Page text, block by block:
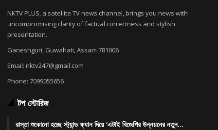
NKTV PLUS, a satellite TV news channel, brings you news with
uncompromising clarity of factual correctness and stylish
presentation.
Ganeshguri, Guwahati, Assam 781006
Email: nktv247@gmail.com
Phone: 7099055656
টপ স্টোরিজ
রাস্তা শুকোনো হচ্ছে স্ট্যান্ড ফ্যান দিয়ে ‘এটাই বিজেপির উন্নয়নের নতুন…